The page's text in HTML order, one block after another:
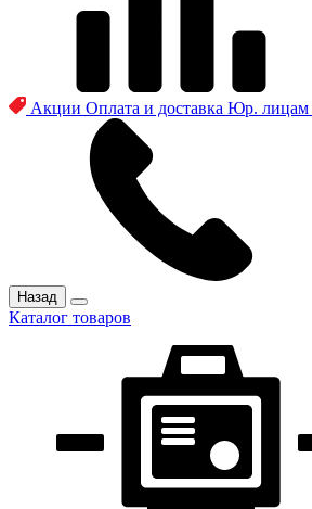
Акции Оплата и доставка Юр. лицам
Назад
Каталог товаров